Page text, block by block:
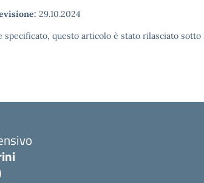
29.10.2024
specificato, questo articolo è stato rilasciato